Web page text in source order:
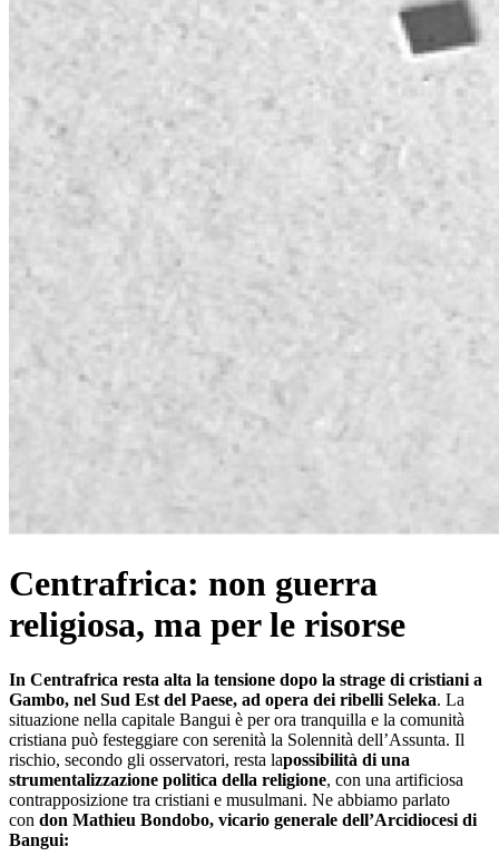
Centrafrica: non guerra
religiosa, ma per le risorse
In Centrafrica resta alta la tensione dopo la strage di cristiani a
Gambo, nel Sud Est del Paese, ad opera dei ribelli Seleka. La
situazione nella capitale Bangui è per ora tranquilla e la comunità
cristiana può festeggiare con serenità la Solennità dell’Assunta. Il
rischio, secondo gli osservatori, resta lapossibilità di una
strumentalizzazione politica della religione, con una artificiosa
contrapposizione tra cristiani e musulmani. Ne abbiamo parlato
con don Mathieu Bondobo, vicario generale dell’Arcidiocesi di
Bangui: